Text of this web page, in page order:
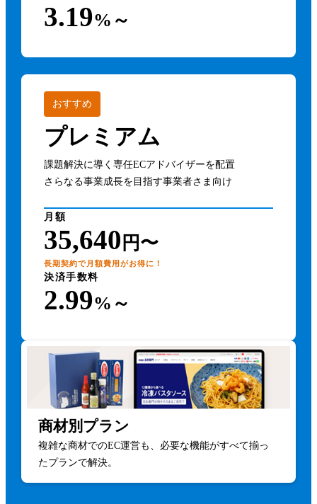
3.19%～
おすすめ
プレミアム
課題解決に導く専任ECアドバイザーを配置
さらなる事業成長を目指す事業者さま向け
月額
35,640 円〜
長期契約で月額費用がお得に！
決済手数料
2.99%～
商材別プラン
複雑な商材でのEC運営も、必要な機能がすべて揃っ
たプランで解決。